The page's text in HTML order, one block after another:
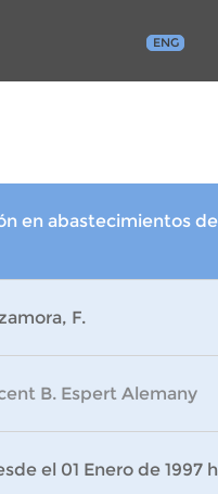
ENG
en abastecimientos
F.
B. Espert Alemany
el 01 Enero de 1997